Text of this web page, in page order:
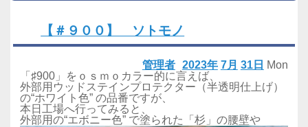
【＃９００】 ソトモノ
2023年 7月 31日 Mon
管理者
「♯900」をｏｓｍｏカラー的に言えば、
外部用ウッドステインプロテクター（半透明仕上げ）
の“ホワイト色” の品番ですが、
本日工場へ行ってみると、
外部用の“エボニー色” で塗られた「杉」の腰壁や